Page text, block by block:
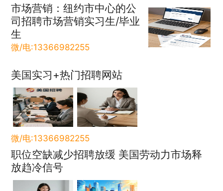
市场营销：纽约市中心的公
司招聘市场营销实习生/毕业
生
微/电:13366982255
美国实习+热门招聘网站
微/电:13366982255
职位空缺减少招聘放缓 美国劳动力市场释
放趋冷信号